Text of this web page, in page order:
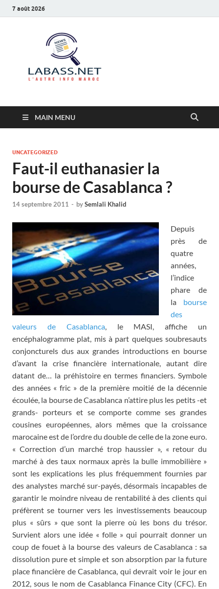
7 août 2026
MAIN MENU
UNCATEGORIZED
Faut-il euthanasier la
bourse de Casablanca ?
14 septembre 2011 - bySemlali Khalid
Depuis
près de
quatre
années,
l’indice
phare de
la bourse
des
valeurs de Casablanca, le MASI, affiche un
encéphalogramme plat, mis à part quelques soubresauts
conjoncturels dus aux grandes introductions en bourse
d’avant la crise financière internationale, autant dire
datant de… la préhistoire en termes financiers. Symbole
des années « fric » de la première moitié de la décennie
écoulée, la bourse de Casablanca n’attire plus les petits -et
grands- porteurs et se comporte comme ses grandes
cousines européennes, alors mêmes que la croissance
marocaine est de l’ordre du double de celle de la zone euro.
« Correction d’un marché trop haussier », « retour du
marché à des taux normaux après la bulle immobilière »
sont les explications les plus fréquemment fournies par
des analystes marché sur-payés, désormais incapables de
garantir le moindre niveau de rentabilité à des clients qui
préfèrent se tourner vers les investissements beaucoup
plus « sûrs » que sont la pierre où les bons du trésor.
Survient alors une idée « folle » qui pourrait donner un
coup de fouet à la bourse des valeurs de Casablanca : sa
dissolution pure et simple et son absorption par la future
place financière de Casablanca, qui devrait voir le jour en
2012, sous le nom de Casablanca Finance City (CFC). En